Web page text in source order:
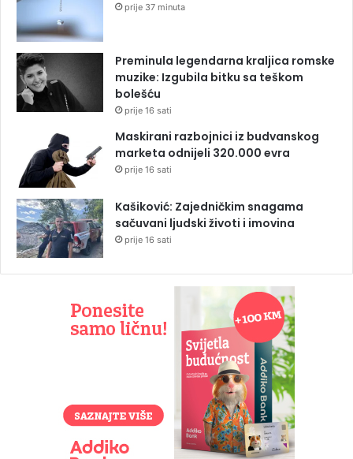
prije 37 minuta
Preminula legendarna kraljica romske
muzike: Izgubila bitku sa teškom
bolešću
prije 16 sati
Maskirani razbojnici iz budvanskog
marketa odnijeli 320.000 evra
prije 16 sati
Kašiković: Zajedničkim snagama
sačuvani ljudski životi i imovina
prije 16 sati